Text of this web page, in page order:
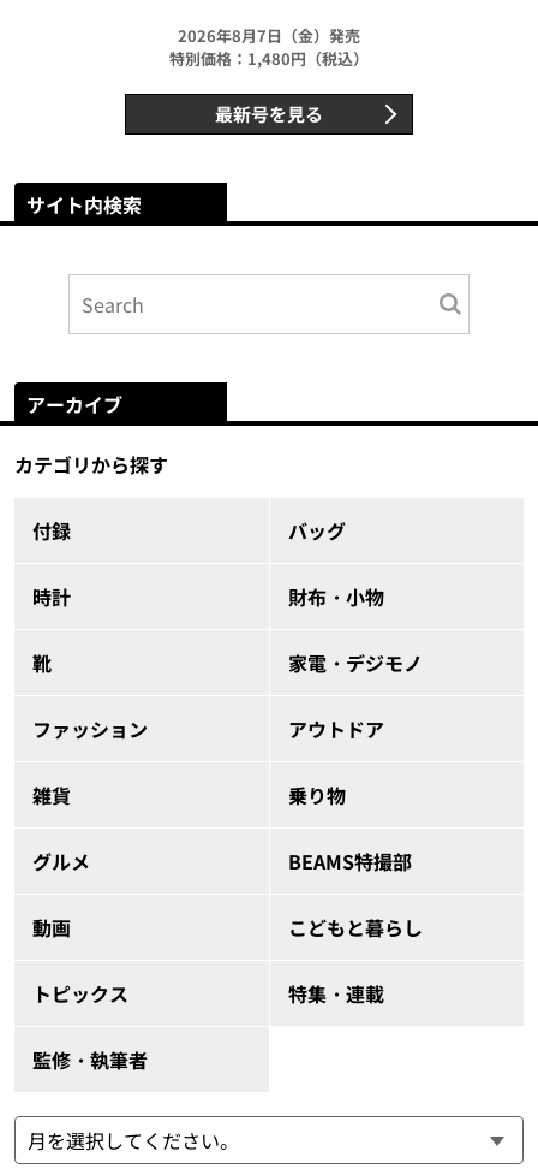
2026年8月7日（金）発売
特別価格：1,480円（税込）
最新号を見る
サイト内検索
アーカイブ
カテゴリから探す
付録 バッグ
時計 財布・小物
靴 家電・デジモノ
ファッション アウトドア
雑貨 乗り物
グルメ BEAMS特撮部
動画 こどもと暮らし
トピックス 特集・連載
監修・執筆者